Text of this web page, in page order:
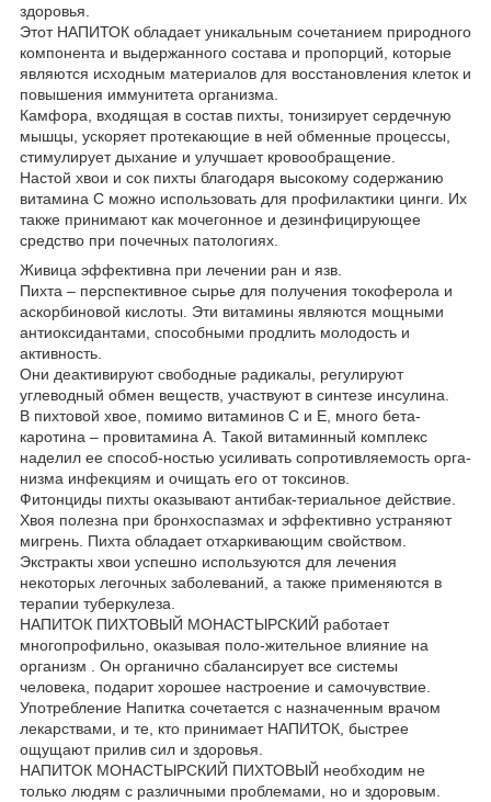
здоровья.
Этот НАПИТОК обладает уникальным сочетанием природного
компонента и выдержанного состава и пропорций, которые
являются исходным материалов для восстановления клеток и
повышения иммунитета организма.
Камфора, входящая в состав пихты, тонизирует сердечную
мышцы, ускоряет протекающие в ней обменные процессы,
стимулирует дыхание и улучшает кровообращение.
Настой хвои и сок пихты благодаря высокому содержанию
витамина C можно использовать для профилактики цинги. Их
также принимают как мочегонное и дезинфицирующее
средство при почечных патологиях.
Живица эффективна при лечении ран и язв.
Пихта – перспективное сырье для получения токоферола и
аскорбиновой кислоты. Эти витамины являются мощными
антиоксидантами, способными продлить молодость и
активность.
Они деактивируют свободные радикалы, регулируют
углеводный обмен веществ, участвуют в синтезе инсулина.
В пихтовой хвое, помимо витаминов C и E, много бета-
каротина – провитамина A. Такой витаминный комплекс
наделил ее способ-ностью усиливать сопротивляемость орга-
низма инфекциям и очищать его от токсинов.
Фитонциды пихты оказывают антибак-териальное действие.
Хвоя полезна при бронхоспазмах и эффективно устраняют
мигрень. Пихта обладает отхаркивающим свойством.
Экстракты хвои успешно используются для лечения
некоторых легочных заболеваний, а также применяются в
терапии туберкулеза.
НАПИТОК ПИХТОВЫЙ МОНАСТЫРСКИЙ работает
многопрофильно, оказывая поло-жительное влияние на
организм . Он органично сбалансирует все системы
человека, подарит хорошее настроение и самочувствие.
Употребление Напитка сочетается с назначенным врачом
лекарствами, и те, кто принимает НАПИТОК, быстрее
ощущают прилив сил и здоровья.
НАПИТОК МОНАСТЫРСКИЙ ПИХТОВЫЙ необходим не
только людям с различными проблемами, но и здоровым.